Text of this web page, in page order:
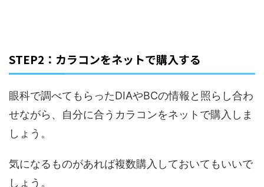
STEP2：カラコンをネットで購入する
眼科で調べてもらったDIAやBCの情報と照らし合わ
せながら、自分に合うカラコンをネットで購入しま
しょう。
気になるものがあれば複数購入しておいてもいいで
しょう。